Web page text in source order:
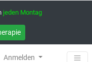
jeden Montag
Anmelden